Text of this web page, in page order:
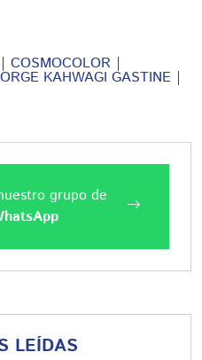
COSMOCOLOR
KAHWAGI GASTINE
grupo de
LEÍDAS